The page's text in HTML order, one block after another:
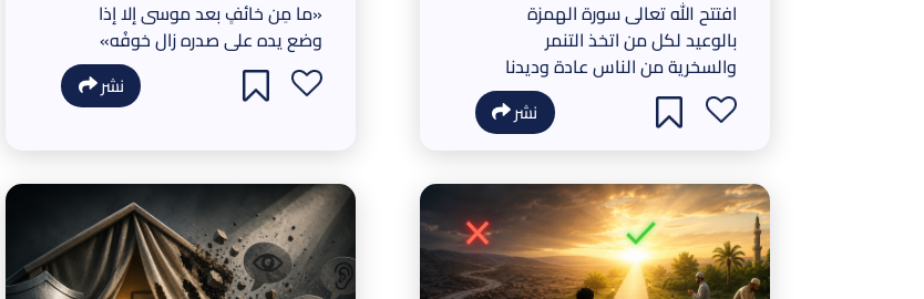
افتتح الله تعالى سورة الهمزة
بالوعيد لكل من اتخذ التنمر
والسخرية من الناس عادة وديدنا
نشر
«ما مِن خائفٍ بعد موسى إلا إذا
وضع يده على صدره زال خوفُه»
نشر